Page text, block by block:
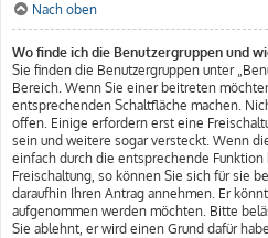
Nach oben
Wo finde ich die Benutzergruppen und
Sie finden die Benutzergruppen unter
Bereich. Wenn Sie einer beitreten
entsprechenden Schaltfläche machen.
offen. Einige erfordern erst eine
sein und weitere sogar versteckt. Wenn
einfach durch die entsprechende
Freischaltung, so können Sie sich für sie
daraufhin Ihren Antrag annehmen. Er
aufgenommen werden möchten. Bitte
Sie ablehnt, er wird einen Grund dafür